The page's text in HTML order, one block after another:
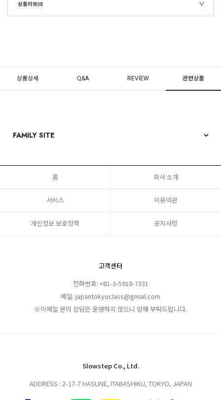
상품리뷰[0]
상품상세 Q&A REVIEW 관련상품
홈 회사 소개
서비스 이용약관
개인정보 보호정책 공지사항
고객센터
전화번호: +81-3-5918-7331
메일: japantokyoclass@gmail.com
※이메일 문의 상담은 운영하지 않으니 양해 부탁드립니다.
Slowstep Co., Ltd.
ADDRESS : 2-17-7 HASUNE, ITABASHIKU, TOKYO, JAPAN